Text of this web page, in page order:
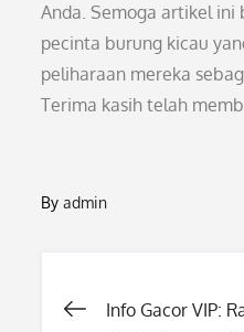
Anda. Semoga artikel
pecinta burung kicau
peliharaan mereka
Terima kasih telah
Byadmin
Post
Info Gacor VIP: